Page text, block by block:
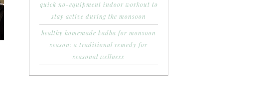
quick no-equipment indoor workout to
stay active during the monsoon
healthy homemade kadha for monsoon
season: a traditional remedy for
seasonal wellness